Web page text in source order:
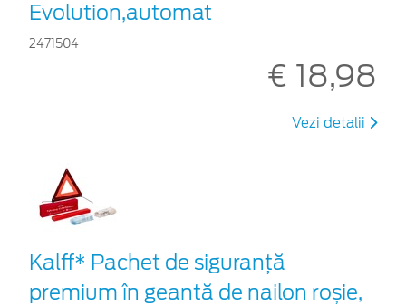
Evolution,automat
2471504
€ 18,98
Vezi detalii
Kalff* Pachet de siguranţă
premium în geantă de nailon roșie,